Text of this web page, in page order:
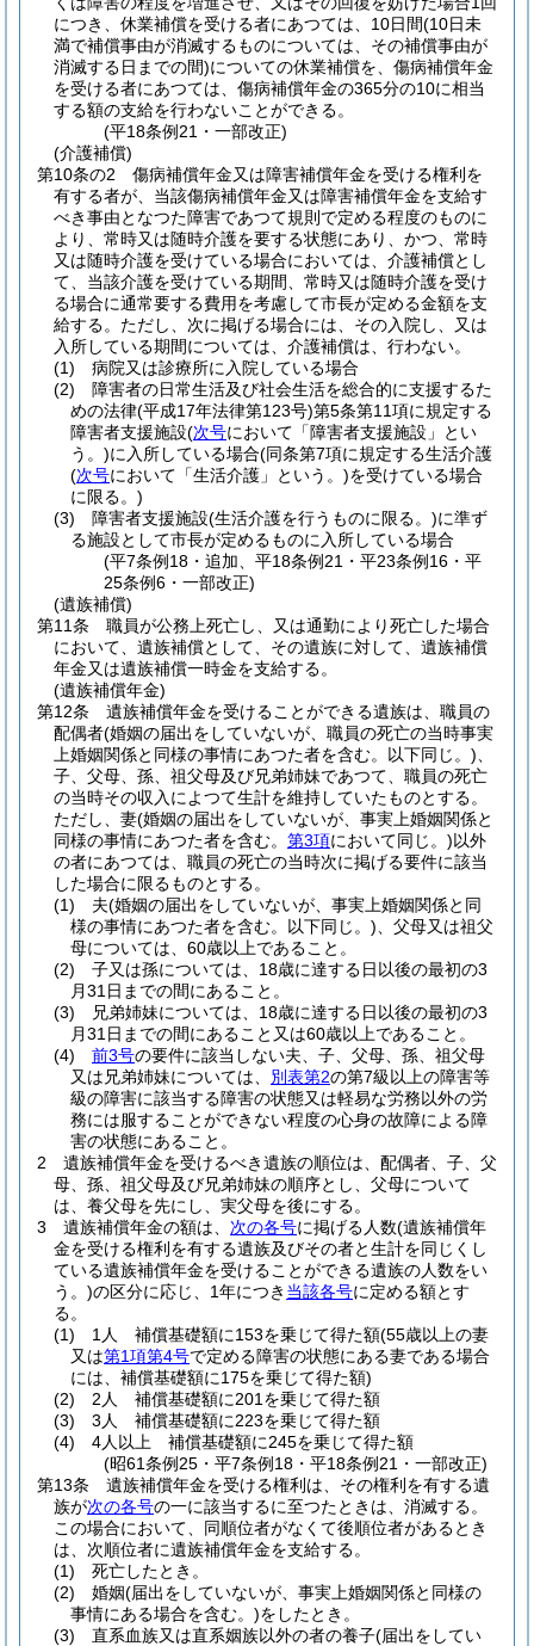
につき、休業補償を受ける者にあつては、10日間(10日未
満で補償事由が消滅するものについては、その補償事由が
消滅する日までの間)についての休業補償を、傷病補償年金
を受ける者にあつては、傷病補償年金の365分の10に相当
する額の支給を行わないことができる。
(平18条例21・一部改正)
(介護補償)
第10条の2
傷病補償年金又は障害補償年金を受ける権利を
有する者が、当該傷病補償年金又は障害補償年金を支給す
べき事由となつた障害であつて規則で定める程度のものに
より、常時又は随時介護を要する状態にあり、かつ、常時
又は随時介護を受けている場合においては、介護補償とし
て、当該介護を受けている期間、常時又は随時介護を受け
る場合に通常要する費用を考慮して市長が定める金額を支
給する。 ただし、次に掲げる場合には、その入院し、又は
入所している期間については、介護補償は、行わない。
(1)
病院又は診療所に入院している場合
(2)
障害者の日常生活及び社会生活を総合的に支援するた
めの法律(平成17年法律第123号)第5条第11項に規定する
障害者支援施設(次号において「障害者支援施設」とい
う。)に入所している場合(同条第7項に規定する生活介護
(次号において「生活介護」という。)を受けている場合
に限る。)
(3)
障害者支援施設(生活介護を行うものに限る。)に準ず
る施設として市長が定めるものに入所している場合
(平7条例18・追加、平18条例21・平23条例16・平
25条例6・一部改正)
(遺族補償)
第11条
職員が公務上死亡し、又は通勤により死亡した場合
において、遺族補償として、その遺族に対して、遺族補償
年金又は遺族補償一時金を支給する。
(遺族補償年金)
第12条
遺族補償年金を受けることができる遺族は、職員の
配偶者(婚姻の届出をしていないが、職員の死亡の当時事実
上婚姻関係と同様の事情にあつた者を含む。以下同じ。)
子、父母、孫、祖父母及び兄弟姉妹であつて、職員の死亡
の当時その収入によつて生計を維持していたものとする。
ただし、妻(婚姻の届出をしていないが、事実上婚姻関係と
同様の事情にあつた者を含む。 第3項において同じ。)以外
の者にあつては、職員の死亡の当時次に掲げる要件に該当
した場合に限るものとする。
(1)
夫(婚姻の届出をしていないが、事実上婚姻関係と同
様の事情にあつた者を含む。以下同じ。) 、父母又は祖父
母については、60歳以上であること。
(2)
子又は孫については、18歳に達する日以後の最初の3
月31日までの間にあること。
(3)
兄弟姉妹については、18歳に達する日以後の最初の3
月31日までの間にあること又は60歳以上であること。
(4)
前3号の要件に該当しない夫、子、父母、孫、祖父母
又は兄弟姉妹については、 別表第2の第7級以上の障害等
級の障害に該当する障害の状態又は軽易な労務以外の労
務には服することができない程度の心身の故障による障
害の状態にあること。
2
遺族補償年金を受けるべき遺族の順位は、配偶者、子、父
母、孫、祖父母及び兄弟姉妹の順序とし、父母について
は、養父母を先にし、実父母を後にする。
3
遺族補償年金の額は、 次の各号に掲げる人数(遺族補償年
金を受ける権利を有する遺族及びその者と生計を同じくし
ている遺族補償年金を受けることができる遺族の人数をい
う。)の区分に応じ、1年につき 当該各号に定める額とす
る。
(1)
1人 補償基礎額に153を乗じて得た額(55歳以上の妻
又は第1項第4号で定める障害の状態にある妻である場合
には、補償基礎額に175を乗じて得た額)
(2)
2人 補償基礎額に201を乗じて得た額
(3)
3人 補償基礎額に223を乗じて得た額
(4)
4人以上 補償基礎額に245を乗じて得た額
(昭61条例25・平7条例18・平18条例21・一部改正)
第13条
遺族補償年金を受ける権利は、その権利を有する遺
族が次の各号の一に該当するに至つたときは、消滅する。
この場合において、同順位者がなくて後順位者があるとき
は、次順位者に遺族補償年金を支給する。
(1)
死亡したとき。
(2)
婚姻(届出をしていないが、事実上婚姻関係と同様の
事情にある場合を含む。)をしたとき。
(3)
直系血族又は直系姻族以外の者の養子(届出をしてい